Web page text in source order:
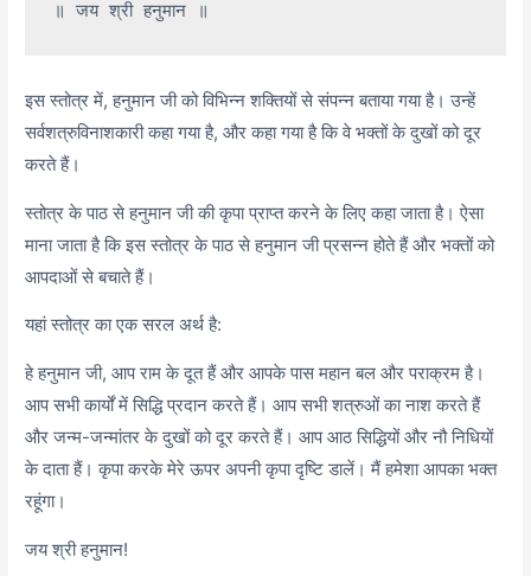
इस स्तोत्र में, हनुमान जी को विभिन्न शक्तियों से संपन्न बताया गया है। उन्हें
सर्वशत्रुविनाशकारी कहा गया है, और कहा गया है कि वे भक्तों के दुखों को दूर
करते हैं।
स्तोत्र के पाठ से हनुमान जी की कृपा प्राप्त करने के लिए कहा जाता है। ऐसा
माना जाता है कि इस स्तोत्र के पाठ से हनुमान जी प्रसन्न होते हैं और भक्तों को
आपदाओं से बचाते हैं।
यहां स्तोत्र का एक सरल अर्थ है:
हे हनुमान जी, आप राम के दूत हैं और आपके पास महान बल और पराक्रम है।
आप सभी कार्यों में सिद्धि प्रदान करते हैं। आप सभी शत्रुओं का नाश करते हैं
और जन्म-जन्मांतर के दुखों को दूर करते हैं। आप आठ सिद्धियों और नौ निधियों
के दाता हैं। कृपा करके मेरे ऊपर अपनी कृपा दृष्टि डालें। मैं हमेशा आपका भक्त
रहूंगा।
जय श्री हनुमान!